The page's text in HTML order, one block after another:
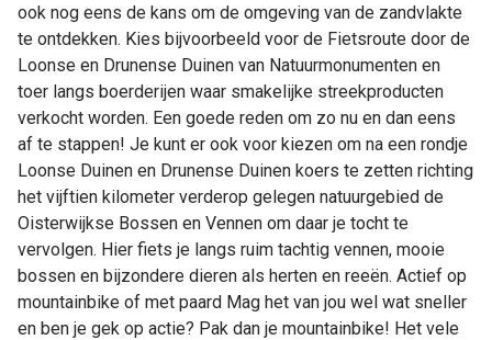
ook nog eens de kans om de omgeving van de zandvlakte
te ontdekken. Kies bijvoorbeeld voor de Fietsroute door de
Loonse en Drunense Duinen van Natuurmonumenten en
toer langs boerderijen waar smakelijke streekproducten
verkocht worden. Een goede reden om zo nu en dan eens
af te stappen! Je kunt er ook voor kiezen om na een rondje
Loonse Duinen en Drunense Duinen koers te zetten richting
het vijftien kilometer verderop gelegen natuurgebied de
Oisterwijkse Bossen en Vennen om daar je tocht te
vervolgen. Hier fiets je langs ruim tachtig vennen, mooie
bossen en bijzondere dieren als herten en reeën. Actief op
mountainbike of met paard Mag het van jou wel wat sneller
en ben je gek op actie? Pak dan je mountainbike! Het vele